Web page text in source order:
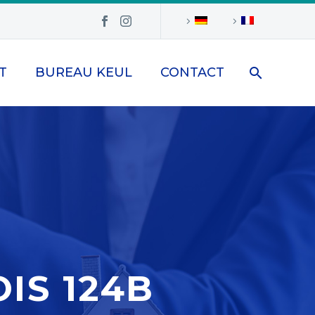
BUREAU KEUL CONTACT
124B